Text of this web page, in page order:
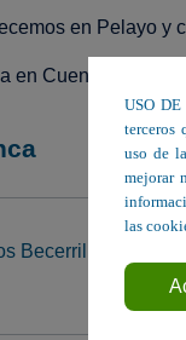
en Pelayo y
en Cuenca y
Becerril 11 - Cuenca
USO
terceros
uso de
mejorar
las